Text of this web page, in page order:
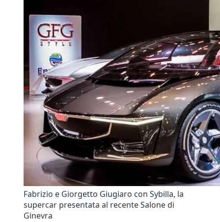
Fabrizio e Giorgetto Giugiaro con Sybilla, la
supercar presentata al recente Salone di
Ginevra